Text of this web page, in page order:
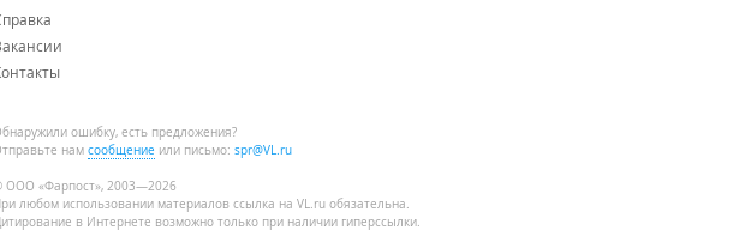
ошибку, есть предложения?
нам сообщение или письмо: spr@VL.ru
ООО «Фарпост», 2003—2026
любом использовании материалов ссылка на VL.ru обязательна.
в Интернете возможно только при наличии гиперссылки.